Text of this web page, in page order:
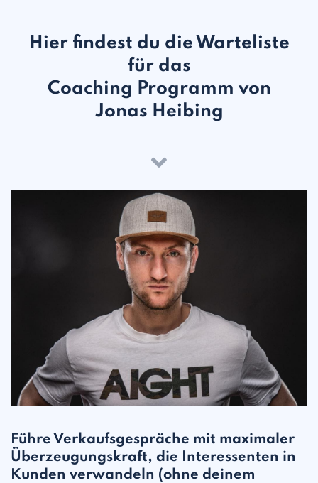
Hier findest du die Warteliste
für das
Coaching Programm von
Jonas Heibing
Führe Verkaufsgespräche mit maximaler
Überzeugungskraft, die Interessenten in
Kunden verwandeln (ohne deinem